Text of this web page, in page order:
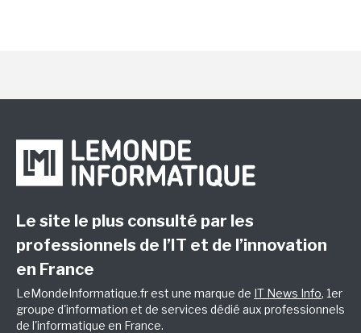
Le site le plus consulté par les
professionnels de l’IT et de l’innovation
en France
LeMondeInformatique.fr est une marque de IT News Info, 1er
groupe d'information et de services dédié aux professionnels
de l'informatique en France.